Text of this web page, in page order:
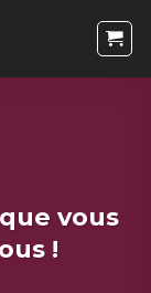
vous
!